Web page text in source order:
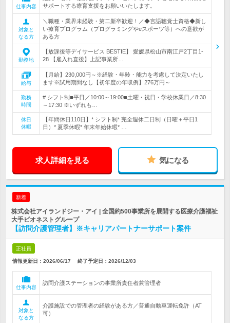
仕事内容
サポートする療育支援をお願いいたします。
対象と
なる方
＼職種・業界未経験・第二新卒歓迎！／◆言語聴覚士資格◆新し
い療育プログラム（プログラミングやeスポーツ等）への意欲が
ある方
勤務地
【放課後等デイサービス BESTIE】 愛媛県松山市南江戸2丁目1-
28 【雇入れ直後】上記事業所…
給与
【月給】230,000円～※経験・年齢・能力を考慮して決定いたし
ます※試用期間なし【初年度の年収例】276万円～
勤務
時間
# シフト制■平日／10:00～19:00■土曜・祝日・学校休業日／8:30
～17:30 ※いずれも…
休日
休暇
【年間休日110日】* シフト制* 完全週休二日制（日曜＋平日1
日）* 夏季休暇* 年末年始休暇* …
求人詳細を見る 気になる
新着
株式会社アイランドジー・アイ | 全国約500事業所を展開する医療介護福祉
大手ビオネストグループ
【訪問介護管理者】※キャリアパートナーサポート案件
正社員
情報更新日：2026/06/17 終了予定日： 2026/12/03
仕事内容
訪問介護ステーションの事業所責任者兼管理者
対象と
なる方
介護施設での管理者の経験がある方／普通自動車運転免許（AT
可）